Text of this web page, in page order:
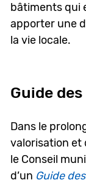
bâtiments qui
apporter une
la vie locale.
Guide
Dans le
valorisation et
le Conseil
d’un Guide